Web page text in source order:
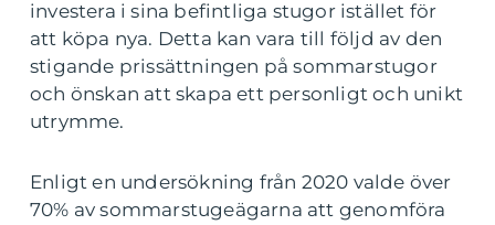
investera i sina befintliga stugor istället för
att köpa nya. Detta kan vara till följd av den
stigande prissättningen på sommarstugor
och önskan att skapa ett personligt och unikt
utrymme.
Enligt en undersökning från 2020 valde över
70% av sommarstugeägarna att genomföra